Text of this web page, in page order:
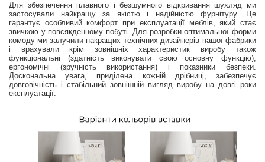
Для збезпечення плавного і безшумного відкривання шухляд ми
застосували найкращу за якістю і надійністю фурнітуру. Це
гарантує особливий комфорт при експлуатації меблів, який стає
звичкою у повсякденному побуті. Для розробки оптимальної форми
комоду ми залучили накращих технічних дизайнерів нашої фабрики
і врахували крім зовнішніх характеристик виробу також
функціональні (здатність виконувати свою основну функцію),
ергономічні (зручність використання) і показники безпеки.
Доскональна увага, приділена кожній дрібниці, забезпечує
довговічність і стабільний зовнішній вигляд виробу на довгі роки
експлуатації.